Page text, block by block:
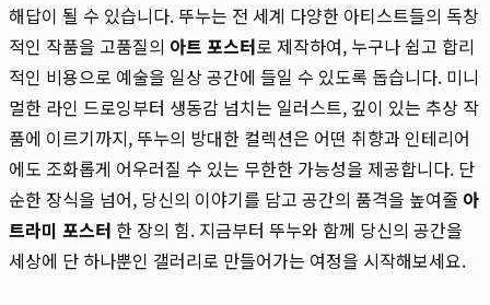
해답이 될 수 있습니다. 뚜누는 전 세계 다양한 아티스트들의 독창
적인 작품을 고품질의 아트 포스터로 제작하여, 누구나 쉽고 합리
적인 비용으로 예술을 일상 공간에 들일 수 있도록 돕습니다. 미니
멀한 라인 드로잉부터 생동감 넘치는 일러스트, 깊이 있는 추상 작
품에 이르기까지, 뚜누의 방대한 컬렉션은 어떤 취향과 인테리어
에도 조화롭게 어우러질 수 있는 무한한 가능성을 제공합니다. 단
순한 장식을 넘어, 당신의 이야기를 담고 공간의 품격을 높여줄 아
트라미 포스터 한 장의 힘. 지금부터 뚜누와 함께 당신의 공간을
세상에 단 하나뿐인 갤러리로 만들어가는 여정을 시작해보세요.